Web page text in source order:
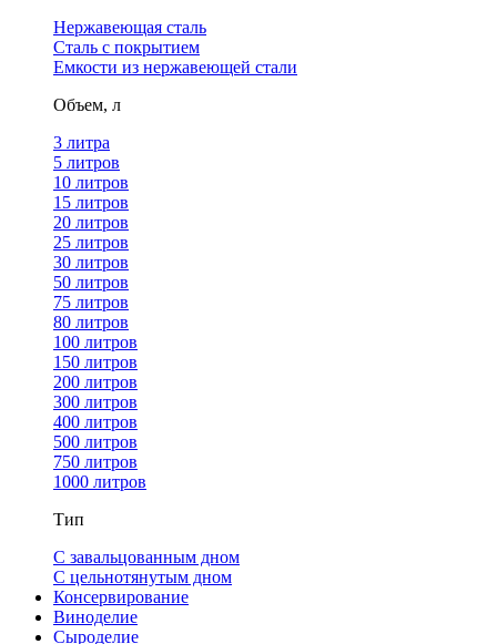
Нержавеющая сталь
Сталь с покрытием
Емкости из нержавеющей стали
Объем, л
3 литра
5 литров
10 литров
15 литров
20 литров
25 литров
30 литров
50 литров
75 литров
80 литров
100 литров
150 литров
200 литров
300 литров
400 литров
500 литров
750 литров
1000 литров
Тип
С завальцованным дном
С цельнотянутым дном
Консервирование
Виноделие
Сыроделие